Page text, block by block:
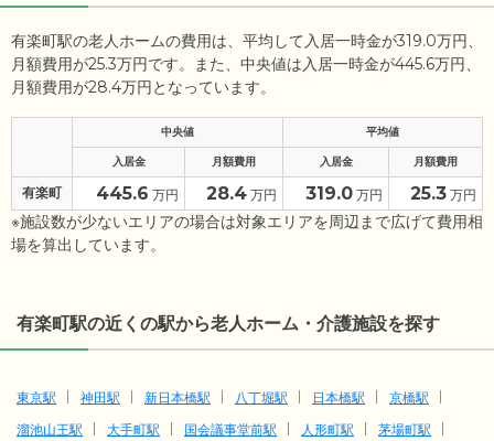
有楽町駅の老人ホームの費用は、平均して入居一時金が319.0万円、
月額費用が25.3万円です。また、中央値は入居一時金が445.6万円、
月額費用が28.4万円となっています。
中央値 平均値
入居金 月額費用 入居金 月額費用
有楽町 445.6 万円 28.4 万円 319.0 万円 25.3 万円
※施設数が少ないエリアの場合は対象エリアを周辺まで広げて費用相
場を算出しています。
有楽町駅の近くの駅から老人ホーム・介護施設を探す
東京駅 神田駅 新日本橋駅 八丁堀駅 日本橋駅
京橋駅
溜池山王駅
大手町駅 国会議事堂前駅 人形町駅
茅場町駅